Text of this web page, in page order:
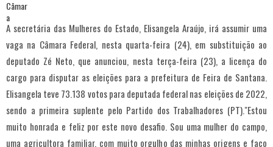
A secretária das Mulheres do Estado, Elisangela Araújo, irá assumir uma
vaga na Câmara Federal, nesta quarta-feira (24), em substituição ao
deputado Zé Neto, que anunciou, nesta terça-feira (23), a licença do
cargo para disputar as eleições para a prefeitura de Feira de Santana.
Elisangela teve 73.138 votos para deputada federal nas eleições de 2022,
sendo a primeira suplente pelo Partido dos Trabalhadores (PT)."Estou
muito honrada e feliz por este novo desafio. Sou uma mulher do campo,
uma agricultora familiar, com muito orgulho das minhas origens e faço